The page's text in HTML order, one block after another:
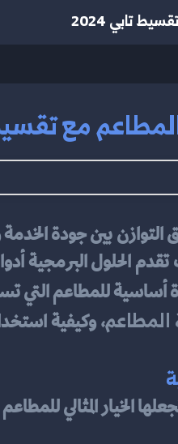
تابي 2024
مع تقسيط
أساسية للمطاعم التي
المطاعم
الخيار المثالي